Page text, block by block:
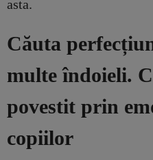
asta.
Căuta
multe îndoieli.
povestit prin
copiilor